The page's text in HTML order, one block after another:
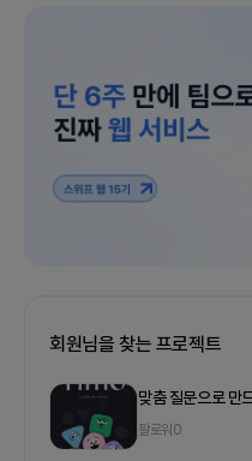
회원님을 찾는 프로젝트
맞춤 질문으로 만
팔로워 0